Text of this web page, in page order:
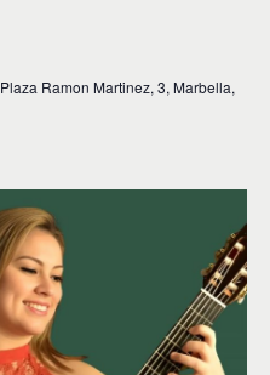
Plaza Ramon Martinez, 3, Marbella,